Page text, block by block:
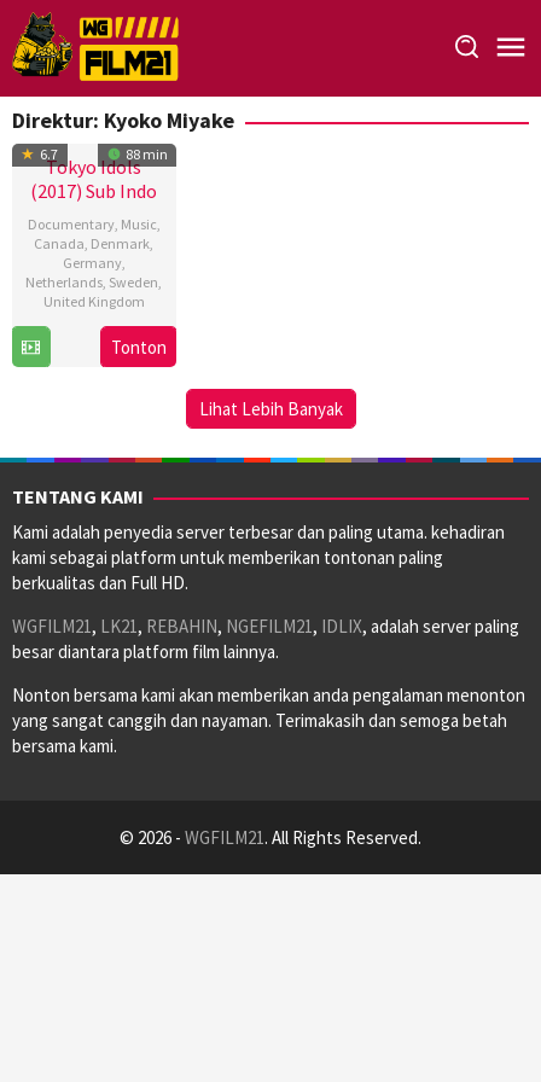
Loncat
ke
konten
Direktur: Kyoko Miyake
6.7 88 min
Tokyo Idols
(2017) Sub Indo
Documentary, Music,
Canada, Denmark,
Germany,
Netherlands, Sweden,
United Kingdom
Jul
Kyoko
Miyake
Tonton
Lihat Lebih Banyak
TENTANG KAMI
Kami adalah penyedia server terbesar dan paling utama. kehadiran
kami sebagai platform untuk memberikan tontonan paling
berkualitas dan Full HD.
WGFILM21, LK21, REBAHIN, NGEFILM21, IDLIX, adalah server paling
besar diantara platform film lainnya.
Nonton bersama kami akan memberikan anda pengalaman menonton
yang sangat canggih dan nayaman. Terimakasih dan semoga betah
bersama kami.
© 2026 - WGFILM21. All Rights Reserved.